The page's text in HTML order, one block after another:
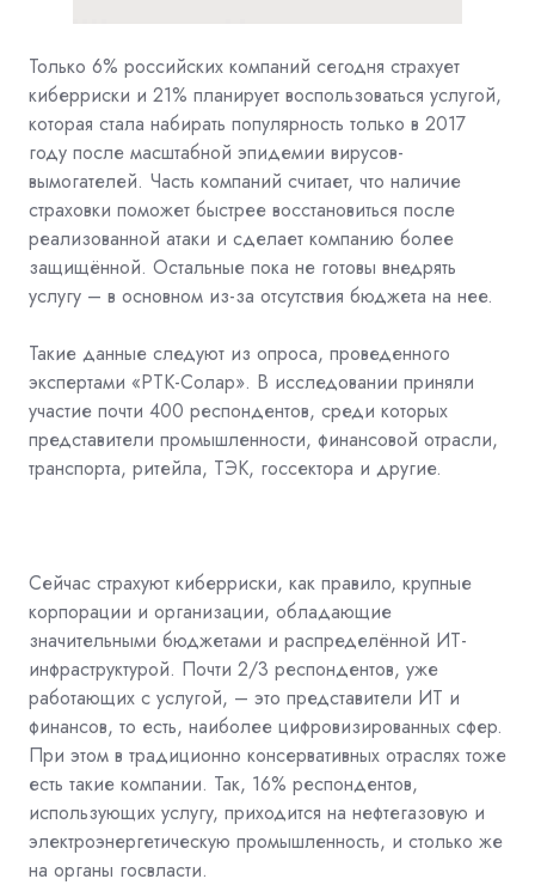
Только 6% российских компаний сегодня страхует
киберриски и 21% планирует воспользоваться услугой,
которая стала набирать популярность только в 2017
году после масштабной эпидемии вирусов-
вымогателей. Часть компаний считает, что наличие
страховки поможет быстрее восстановиться после
реализованной атаки и сделает компанию более
защищённой. Остальные пока не готовы внедрять
услугу – в основном из-за отсутствия бюджета на нее.
Такие данные следуют из опроса, проведенного
экспертами «РТК-Солар». В исследовании приняли
участие почти 400 респондентов, среди которых
представители промышленности, финансовой отрасли,
транспорта, ритейла, ТЭК, госсектора и другие.
Сейчас страхуют киберриски, как правило, крупные
корпорации и организации, обладающие
значительными бюджетами и распределённой ИТ-
инфраструктурой. Почти 2/3 респондентов, уже
работающих с услугой, – это представители ИТ и
финансов, то есть, наиболее цифровизированных сфер.
При этом в традиционно консервативных отраслях тоже
есть такие компании. Так, 16% респондентов,
использующих услугу, приходится на нефтегазовую и
электроэнергетическую промышленность, и столько же
на органы госвласти.